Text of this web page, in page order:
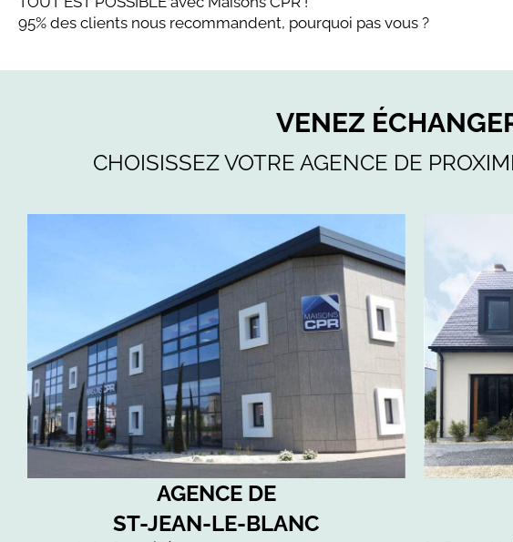
95% des clients nous recommandent, pourquoi pas vous ?
VENEZ
CHOISISSEZ VOTRE AGENCE DE
AGENCE DE
ST-JEAN-LE-BLANC